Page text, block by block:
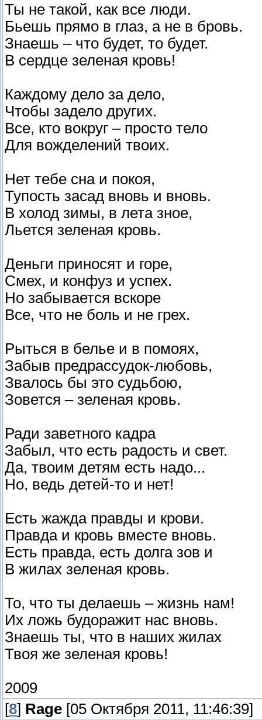
Ты не такой, как все люди.
Бьешь прямо в глаз, а не в бровь.
Знаешь – что будет, то будет.
В сердце зеленая кровь!
Каждому дело за дело,
Чтобы задело других.
Все, кто вокруг – просто тело
Для вожделений твоих.
Нет тебе сна и покоя,
Тупость засад вновь и вновь.
В холод зимы, в лета зное,
Льется зеленая кровь.
Деньги приносят и горе,
Смех, и конфуз и успех.
Но забывается вскоре
Все, что не боль и не грех.
Рыться в белье и в помоях,
Забыв предрассудок-любовь,
Звалось бы это судьбою,
Зовется – зеленая кровь.
Ради заветного кадра
Забыл, что есть радость и свет.
Да, твоим детям есть надо...
Но, ведь детей-то и нет!
Есть жажда правды и крови.
Правда и кровь вместе вновь.
Есть правда, есть долга зов и
В жилах зеленая кровь.
То, что ты делаешь – жизнь нам!
Их ложь будоражит нас вновь.
Знаешь ты, что в наших жилах
Твоя же зеленая кровь!
2009
[8] Rage [05 Октября 2011, 11:46:39]